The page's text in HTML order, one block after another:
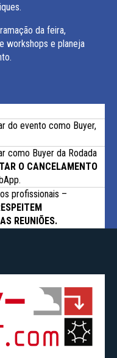
da feira,
workshops e planeja
do evento como Buyer,
como Buyer da Rodada
O CANCELAMENTO
profissionais –
REUNIÕES.